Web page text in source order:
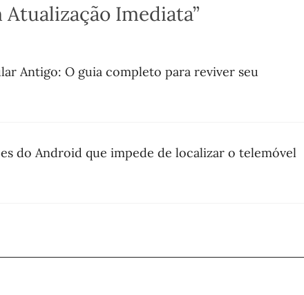
Imediata”
Antigo: O guia completo para reviver seu
do Android que impede de localizar o telemóvel